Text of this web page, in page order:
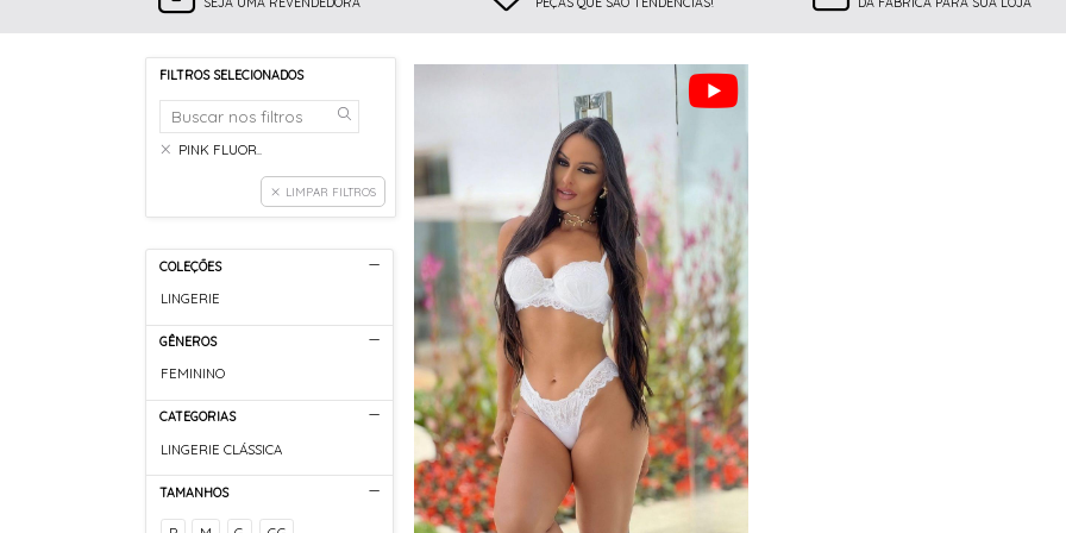
FILTROS SELECIONADOS
PINK FLUOR..
LIMPAR FILTROS
COLEÇÕES
LINGERIE
GÊNEROS
FEMININO
CATEGORIAS
LINGERIE CLÁSSICA
TAMANHOS